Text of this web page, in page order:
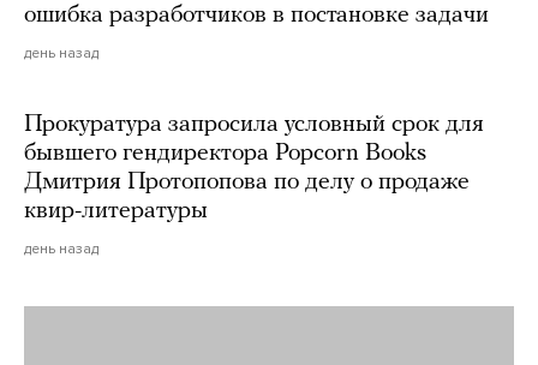
ошибка разработчиков в постановке задачи
день назад
Прокуратура запросила условный срок для
бывшего гендиректора Popcorn Books
Дмитрия Протопопова по делу о продаже
квир-литературы
день назад